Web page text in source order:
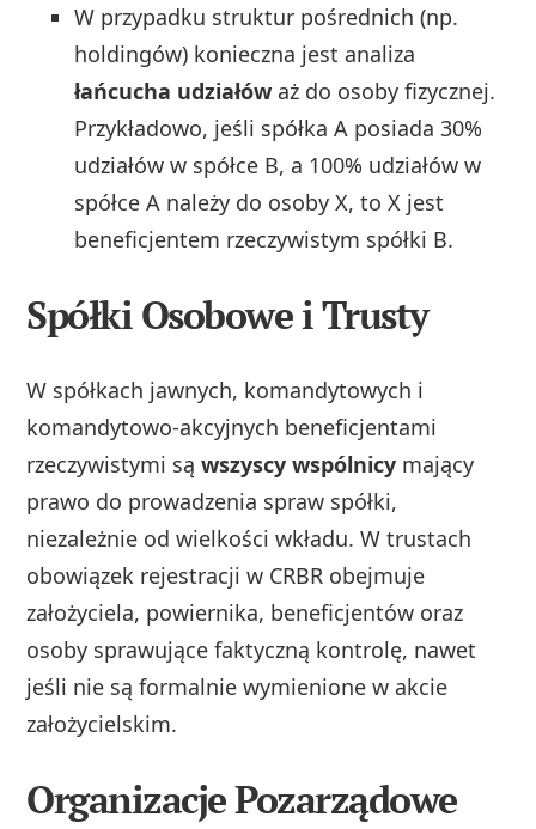
W przypadku struktur pośrednich (np.
holdingów) konieczna jest analiza
łańcucha udziałów aż do osoby fizycznej.
Przykładowo, jeśli spółka A posiada 30%
udziałów w spółce B, a 100% udziałów w
spółce A należy do osoby X, to X jest
beneficjentem rzeczywistym spółki B.
Spółki Osobowe i Trusty
W spółkach jawnych, komandytowych i
komandytowo-akcyjnych beneficjentami
rzeczywistymi sąwszyscy wspólnicy mający
prawo do prowadzenia spraw spółki,
niezależnie od wielkości wkładu. W trustach
obowiązek rejestracji w CRBR obejmuje
założyciela, powiernika, beneficjentów oraz
osoby sprawujące faktyczną kontrolę, nawet
jeśli nie są formalnie wymienione w akcie
założycielskim.
Organizacje Pozarządowe